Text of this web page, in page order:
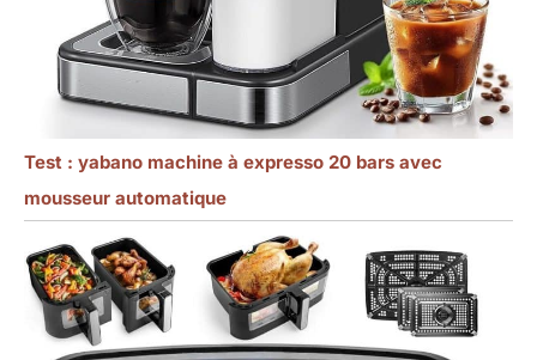
Test : yabano machine à expresso 20 bars avec
mousseur automatique